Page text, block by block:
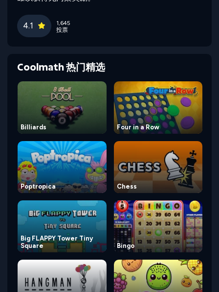
4.1
1,645
投票
Coolmath 热门精选
Billiards Four in a Row
Poptropica Chess
Big FLAPPY Tower Tiny
Square
Bingo